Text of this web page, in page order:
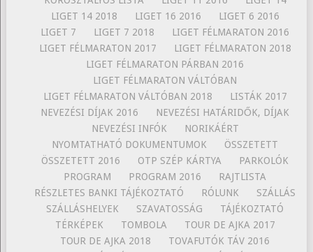
LIGET 14 2018
LIGET 16 2016
LIGET 6 2016
LIGET 7
LIGET 7 2018
LIGET FÉLMARATON 2016
LIGET FÉLMARATON 2017
LIGET FÉLMARATON 2018
LIGET FÉLMARATON PÁRBAN 2016
LIGET FÉLMARATON VÁLTÓBAN
LIGET FÉLMARATON VÁLTÓBAN 2018
LISTÁK 2017
NEVEZÉSI DÍJAK 2016
NEVEZÉSI HATÁRIDŐK, DÍJAK
NEVEZÉSI INFÓK
NORIKÁÉRT
NYOMTATHATÓ DOKUMENTUMOK
ÖSSZETETT
ÖSSZETETT 2016
OTP SZÉP KÁRTYA
PARKOLÓK
PROGRAM
PROGRAM 2016
RAJTLISTA
RÉSZLETES BANKI TÁJÉKOZTATÓ
RÓLUNK
SZÁLLÁS
SZÁLLÁSHELYEK
SZAVATOSSÁG
TÁJÉKOZTATÓ
TÉRKÉPEK
TOMBOLA
TOUR DE AJKA 2017
TOUR DE AJKA 2018
TOVAFUTÓK TÁV 2016